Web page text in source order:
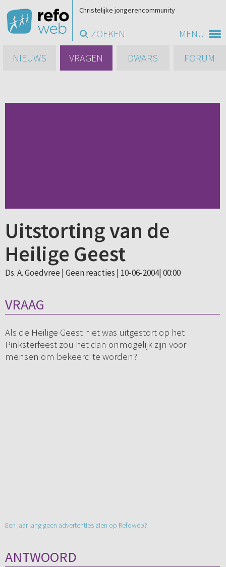
MENU
Christelijke jongerencommunity
ZOEKEN
NIEUWS
VRAGEN DWARS FORUM
Uitstorting van de
Heilige Geest
Ds. A. Goedvree | Geen reacties | 10-06-2004| 00:00
VRAAG
Als de Heilige Geest niet was uitgestort op het
Pinksterfeest zou het dan onmogelijk zijn voor
mensen om bekeerd te worden?
Een jaar lang geen advertenties zien op Refoweb?
ANTWOORD